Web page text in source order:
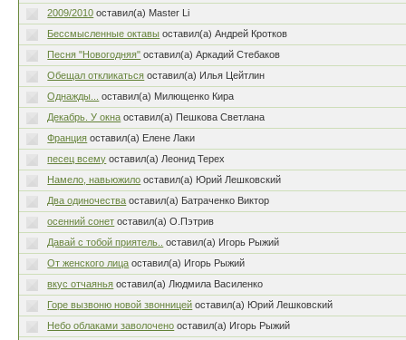
2009/2010 оставил(а) Master Li
Бессмысленные октавы оставил(а) Андрей Кротков
Песня "Новогодняя" оставил(а) Аркадий Стебаков
Обещал откликаться оставил(а) Илья Цейтлин
Однажды...
оставил(а) Милющенко Кира
Декабрь. У окна оставил(а) Пешкова Светлана
Франция оставил(а) Елене Лаки
песец всему оставил(а) Леонид Терех
Намело, навьюжило оставил(а) Юрий Лешковский
Два одиночества оставил(а) Батраченко Виктор
осенний сонет оставил(а) О.Пэтрив
Давай с тобой приятель..
оставил(а) Игорь Рыжий
От женского лица оставил(а) Игорь Рыжий
вкус отчаянья оставил(а) Людмила Василенко
Горе вызвоню новой звонницей оставил(а) Юрий Лешковский
Небо облаками заволочено оставил(а) Игорь Рыжий